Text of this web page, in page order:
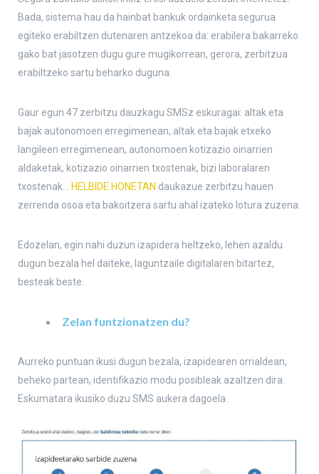
Bada, sistema hau da hainbat bankuk ordainketa segurua
egiteko erabiltzen dutenaren antzekoa da: erabilera bakarreko
gako bat jasotzen dugu gure mugikorrean, gerora, zerbitzua
erabiltzeko sartu beharko duguna.
Gaur egun 47 zerbitzu dauzkagu SMSz eskuragai: altak eta
bajak autonomoen erregimenean, altak eta bajak etxeko
langileen erregimenean, autonomoen kotizazio oinarrien
aldaketak, kotizazio oinarrien txostenak, bizi laboralaren
txostenak… HELBIDE HONETAN daukazue zerbitzu hauen
zerrenda osoa eta bakoitzera sartu ahal izateko lotura zuzena.
Edozelan, egin nahi duzun izapidera heltzeko, lehen azaldu
dugun bezala hel daiteke, laguntzaile digitalaren bitartez,
besteak beste.
Zelan funtzionatzen du?
Aurreko puntuan ikusi dugun bezala, izapidearen orrialdean,
beheko partean, identifikazio modu posibleak azaltzen dira.
Eskumatara ikusiko duzu SMS aukera dagoela.